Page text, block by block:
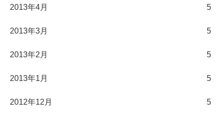
2013年4月 5
2013年3月 5
2013年2月 5
2013年1月 5
2012年12月 5